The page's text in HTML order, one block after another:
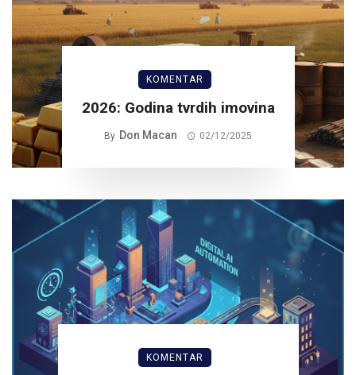
KOMENTAR
2026: Godina tvrdih imovina
By Don Macan 02/12/2025
KOMENTAR